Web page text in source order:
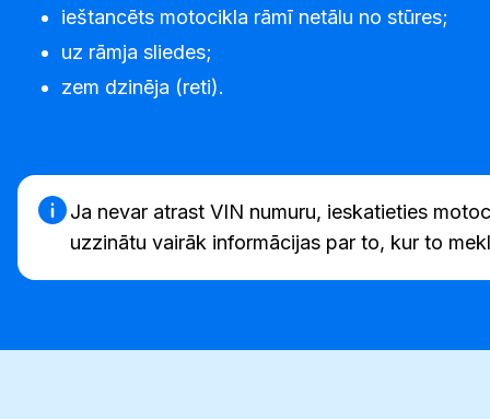
ieštancēts motocikla rāmī netālu no stūres;
uz rāmja sliedes;
zem dzinēja (reti).
Ja nevar atrast VIN numuru, ieskatieties
uzzinātu vairāk informācijas par to, kur to